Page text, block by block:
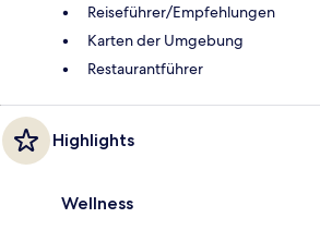
Reiseführer/Empfehlungen
Karten der Umgebung
Restaurantführer
Highlights
Wellness